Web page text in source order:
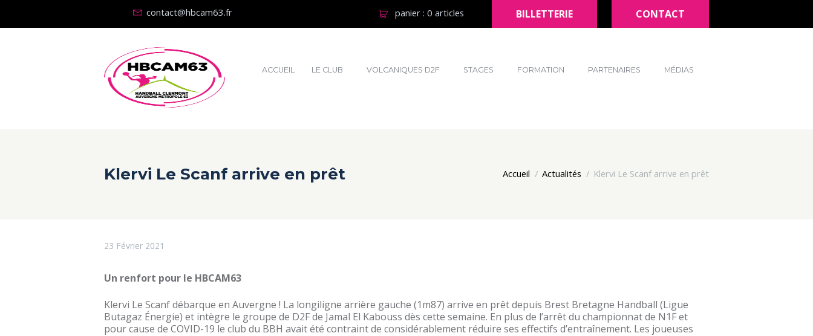
contact@hbcam63.fr panier : 0 articles BILLETTERIE CONTACT
ACCUEIL LE CLUB VOLCANIQUES D2F STAGES FORMATION PARTENAIRES MÉDIAS
Klervi Le Scanf arrive en prêt Accueil Actualités Klervi Le Scanf arrive en prêt
23 Février 2021
Un renfort pour le HBCAM63
Klervi Le Scanf débarque en Auvergne ! La longiligne arrière gauche (1m87) arrive en prêt depuis Brest Bretagne Handball (Ligue
Butagaz Énergie) et intègre le groupe de D2F de Jamal El Kabouss dès cette semaine. En plus de l’arrêt du championnat de N1F et
pour cause de COVID-19 le club du BBH avait été contraint de considérablement réduire ses effectifs d’entraînement. Les joueuses